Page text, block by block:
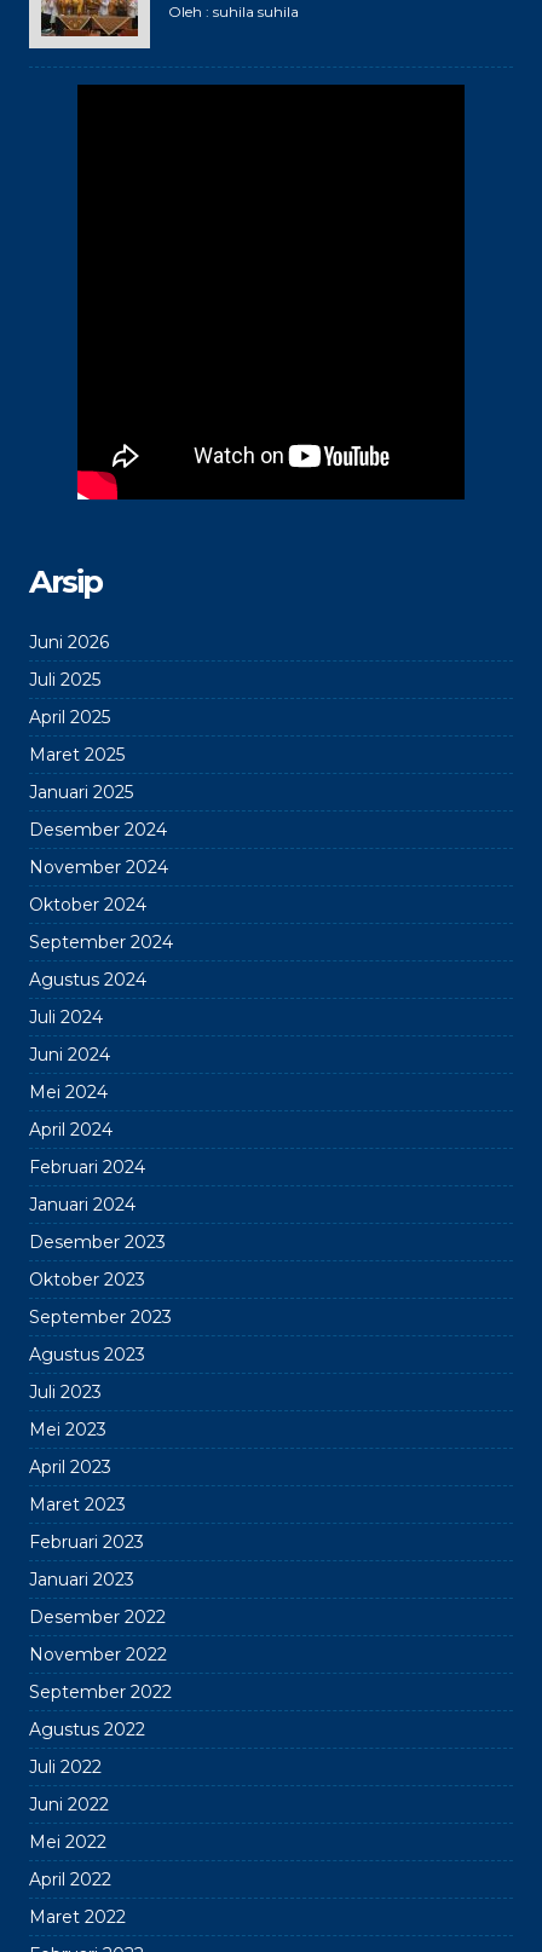
Oleh : suhila suhila
Arsip
Juni 2026
Juli 2025
April 2025
Maret 2025
Januari 2025
Desember 2024
November 2024
Oktober 2024
September 2024
Agustus 2024
Juli 2024
Juni 2024
Mei 2024
April 2024
Februari 2024
Januari 2024
Desember 2023
Oktober 2023
September 2023
Agustus 2023
Juli 2023
Mei 2023
April 2023
Maret 2023
Februari 2023
Januari 2023
Desember 2022
November 2022
September 2022
Agustus 2022
Juli 2022
Juni 2022
Mei 2022
April 2022
Maret 2022